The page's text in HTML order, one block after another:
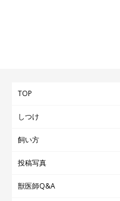
TOP
しつけ
飼い方
投稿写真
獣医師Q&A